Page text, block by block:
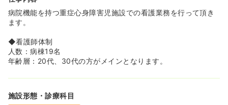
病院機能を持つ重症心身障害児施設での看護業務を行って頂き
ます。
◆看護師体制
人数：病棟19名
年齢層：20代、30代の方がメインとなります。
施設形態・診療科目